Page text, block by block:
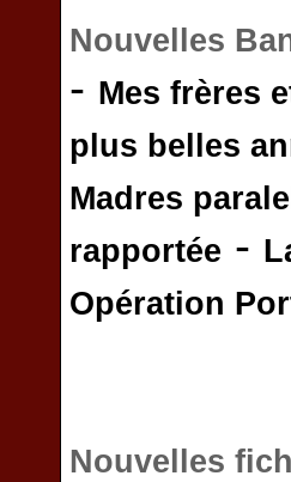
Nouvelles
- Mes frères
plus belles
Madres
rapportée -
Opération
Nouvelles